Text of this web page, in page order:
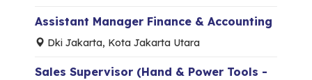
Assistant Manager Finance & Accounting
Dki Jakarta, Kota Jakarta Utara
Sales Supervisor (Hand & Power Tools -